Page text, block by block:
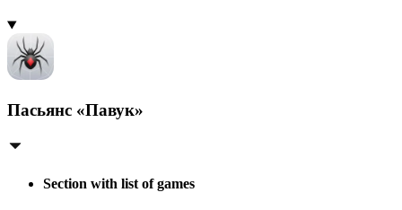
Пасьянс «Павук»
Section with list of games